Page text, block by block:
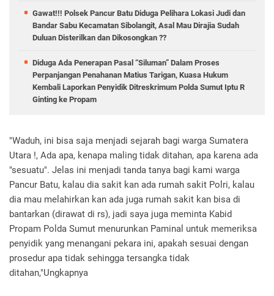
Gawat!!! Polsek Pancur Batu Diduga Pelihara Lokasi Judi dan
Bandar Sabu Kecamatan Sibolangit, Asal Mau Dirajia Sudah
Duluan Disterilkan dan Dikosongkan ??
Diduga Ada Penerapan Pasal “Siluman” Dalam Proses
Perpanjangan Penahanan Matius Tarigan, Kuasa Hukum
Kembali Laporkan Penyidik Ditreskrimum Polda Sumut Iptu R
Ginting ke Propam
"Waduh, ini bisa saja menjadi sejarah bagi warga Sumatera
Utara !, Ada apa, kenapa maling tidak ditahan, apa karena ada
"sesuatu". Jelas ini menjadi tanda tanya bagi kami warga
Pancur Batu, kalau dia sakit kan ada rumah sakit Polri, kalau
dia mau melahirkan kan ada juga rumah sakit kan bisa di
bantarkan (dirawat di rs), jadi saya juga meminta Kabid
Propam Polda Sumut menurunkan Paminal untuk memeriksa
penyidik yang menangani pekara ini, apakah sesuai dengan
prosedur apa tidak sehingga tersangka tidak
ditahan,"Ungkapnya